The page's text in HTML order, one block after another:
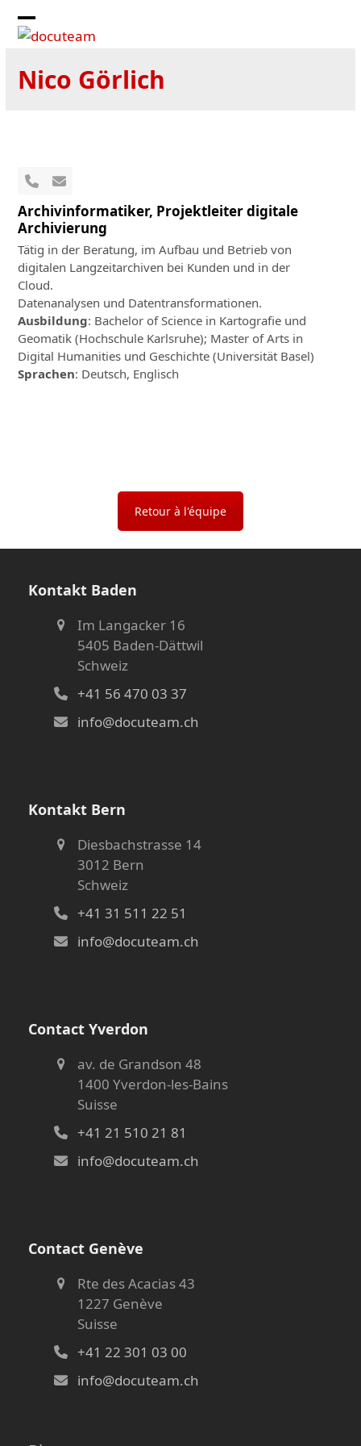
Open
menu
Close
menu
Nico Görlich
N°
Email
Archivinformatiker, Projektleiter digitale
Archivierung
Tätig in der Beratung, im Aufbau und Betrieb von
digitalen Langzeitarchiven bei Kunden und in der
Cloud.
Datenanalysen und Datentransformationen.
Ausbildung: Bachelor of Science in Kartografie und
Geomatik (Hochschule Karlsruhe); Master of Arts in
Digital Humanities und Geschichte (Universität Basel)
Sprachen: Deutsch, Englisch
Retour à l'équipe
Kontakt Baden
Im Langacker 16
5405 Baden-Dättwil
Schweiz
+41 56 470 03 37
info@docuteam.ch
Kontakt Bern
Diesbachstrasse 14
3012 Bern
Schweiz
+41 31 511 22 51
info@docuteam.ch
Contact Yverdon
av. de Grandson 48
1400 Yverdon-les-Bains
Suisse
+41 21 510 21 81
info@docuteam.ch
Contact Genève
Rte des Acacias 43
1227 Genève
Suisse
+41 22 301 03 00
info@docuteam.ch